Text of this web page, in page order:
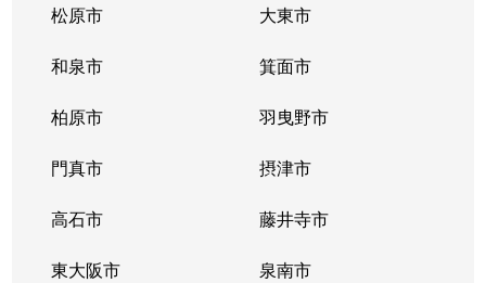
松原市 大東市
和泉市 箕面市
柏原市 羽曳野市
門真市 摂津市
高石市 藤井寺市
東大阪市 泉南市